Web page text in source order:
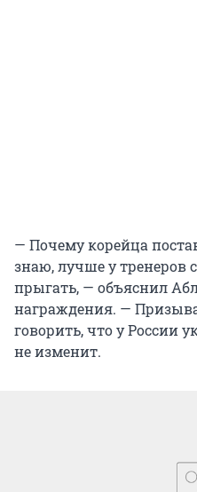
— Почему корейца
знаю, лучше у тренеров
прыгать, — объяснил
награждения. —
говорить, что у России
не изменит.